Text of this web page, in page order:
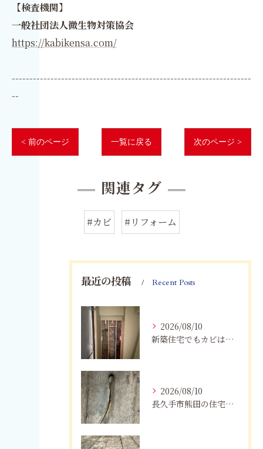
【検査機関】
一般社団法人微生物対策協会
https://kabikensa.com/
--------------------------------------------------------------------
--
< 前のページ 一覧に戻る 次のページ >
関連タグ
#カビ #リフォーム
最近の投稿 Recent Posts
2026/08/10
新築住宅でもカビは発生する？愛知県で知っておきたい原因と対策
2026/08/10
長久手市熊田の住宅にカビが発生するのはなぜ？湿気・結露対策と業者選び